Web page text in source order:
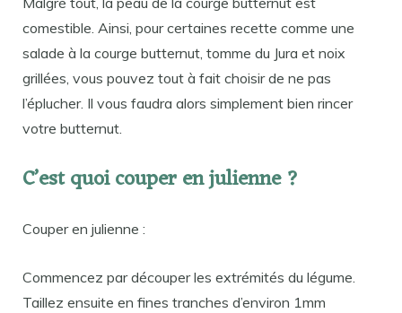
comestible. Ainsi, pour certaines recette comme une
salade à la courge butternut, tomme du Jura et noix
grillées, vous pouvez tout à fait choisir de ne pas
l’éplucher. Il vous faudra alors simplement bien rincer
votre butternut.
C’est quoi couper en julienne ?
Couper en julienne :
Commencez par découper les extrémités du légume.
Taillez ensuite en fines tranches d’environ 1mm